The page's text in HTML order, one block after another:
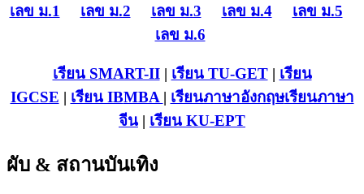
เลข ม.1 เลข ม.2 เลข ม.3 เลข ม.4
เลข ม.5
เลข ม.6
เรียน SMART-II| เรียน TU-GET| เรียน
IGCSE | เรียน IBMBA | เรียนภาษาอังกฤษเรียนภาษา
จีน | เรียน KU-EPT
ผับ & สถานบันเทิง